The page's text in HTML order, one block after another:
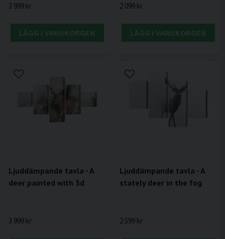
3 999 kr
LÄGG I VARUKORGEN
2 099 kr
LÄGG I VARUKORGEN
Ljuddämpande tavla - A
deer painted with 3d
3 999 kr
Ljuddämpande tavla - A
stately deer in the fog
2 599 kr